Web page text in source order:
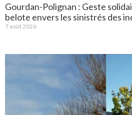
Gourdan-Polignan : Geste
belote envers les sinistrés des
7 août 2026